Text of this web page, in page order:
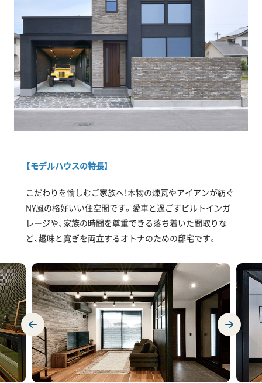
【モデルハウスの特長】
こだわりを愉しむご家族へ！本物の煉瓦やアイアンが紡ぐ
NY風の格好いい住空間です。愛車と過ごすビルトインガ
レージや、家族の時間を尊重できる落ち着いた間取りな
ど、趣味と寛ぎを両立するオトナのための邸宅です。